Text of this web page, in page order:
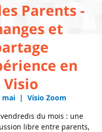
Parents -
et
en
Visio
mai
  |
Visio Zoom
du mois : une
libre entre parents,